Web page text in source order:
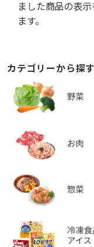
ました商品の表
ます。
カテゴリーから探す